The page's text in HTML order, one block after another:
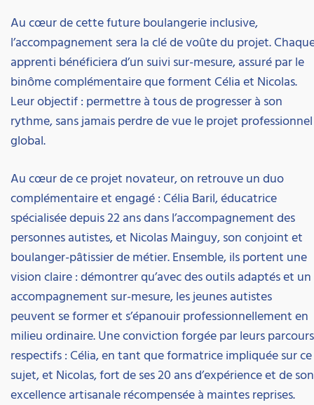
Au cœur de cette future boulangerie inclusive,
l’accompagnement sera la clé de voûte du projet.
apprenti bénéficiera d’un suivi sur-mesure, assuré par le
binôme complémentaire que forment Célia et Nicolas.
Leur objectif : permettre à tous de progresser à son
rythme, sans jamais perdre de vue le projet professionnel
global.
Au cœur de ce projet novateur, on retrouve un duo
complémentaire et engagé : Célia Baril, éducatrice
spécialisée depuis 22 ans dans l’accompagnement des
personnes autistes, et Nicolas Mainguy, son conjoint et
boulanger-pâtissier de métier. Ensemble, ils portent une
vision claire : démontrer qu’avec des outils adaptés et un
accompagnement sur-mesure, les jeunes autistes
peuvent se former et s’épanouir professionnellement en
milieu ordinaire. Une conviction forgée par leurs parcours
respectifs : Célia, en tant que formatrice impliquée sur ce
sujet, et Nicolas, fort de ses 20 ans d’expérience et de son
excellence artisanale récompensée à maintes reprises.